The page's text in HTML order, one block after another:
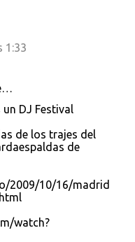
1:33
DJ Festival
de los trajes del
de
2009/10/16/madrid
watch?